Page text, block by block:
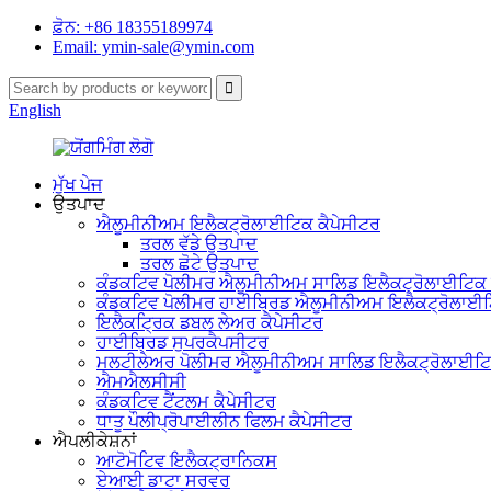
ਫ਼ੋਨ: +86 18355189974
Email: ymin-sale@ymin.com
English
ਮੁੱਖ ਪੇਜ
ਉਤਪਾਦ
ਐਲੂਮੀਨੀਅਮ ਇਲੈਕਟ੍ਰੋਲਾਈਟਿਕ ਕੈਪੇਸੀਟਰ
ਤਰਲ ਵੱਡੇ ਉਤਪਾਦ
ਤਰਲ ਛੋਟੇ ਉਤਪਾਦ
ਕੰਡਕਟਿਵ ਪੋਲੀਮਰ ਐਲੂਮੀਨੀਅਮ ਸਾਲਿਡ ਇਲੈਕਟ੍ਰੋਲਾਈਟਿਕ
ਕੰਡਕਟਿਵ ਪੋਲੀਮਰ ਹਾਈਬ੍ਰਿਡ ਐਲੂਮੀਨੀਅਮ
ਇਲੈਕਟ੍ਰਿਕ ਡਬਲ ਲੇਅਰ ਕੈਪੇਸੀਟਰ
ਹਾਈਬ੍ਰਿਡ ਸੁਪਰਕੈਪਸੀਟਰ
ਮਲਟੀਲੇਅਰ ਪੋਲੀਮਰ ਐਲੂਮੀਨੀਅਮ ਸਾਲਿਡ
ਐਮਐਲਸੀਸੀ
ਕੰਡਕਟਿਵ ਟੈਂਟਲਮ ਕੈਪੇਸੀਟਰ
ਧਾਤੂ ਪੌਲੀਪ੍ਰੋਪਾਈਲੀਨ ਫਿਲਮ ਕੈਪੇਸੀਟਰ
ਐਪਲੀਕੇਸ਼ਨਾਂ
ਆਟੋਮੋਟਿਵ ਇਲੈਕਟ੍ਰਾਨਿਕਸ
ਏਆਈ ਡਾਟਾ ਸਰਵਰ